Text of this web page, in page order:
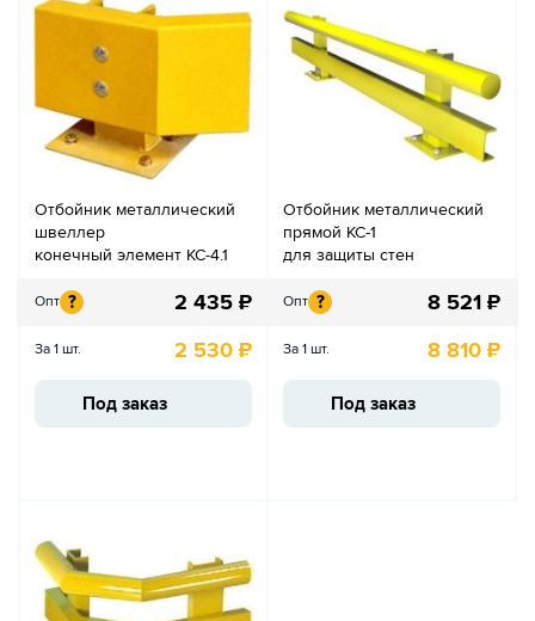
Отбойник металлический
швеллер
конечный элемент КС-4.1
Опт ? 2 435 ₽
За 1 шт. 2 530 ₽
Под заказ
Отбойник металлический
прямой КС-1
для защиты стен
Опт ? 8 521 ₽
За 1 шт. 8 810 ₽
Под заказ